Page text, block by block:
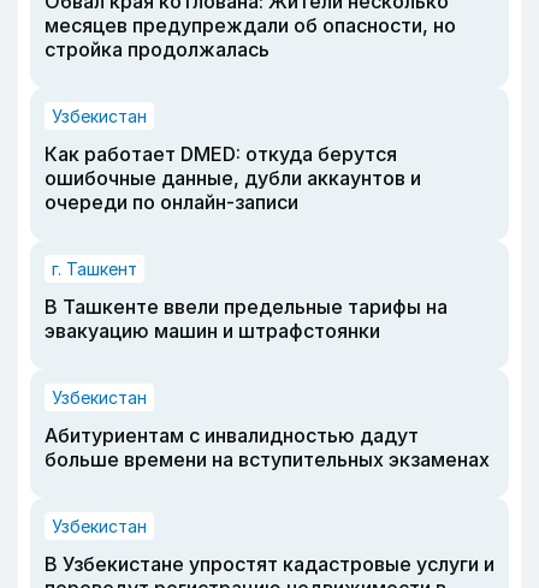
месяцев предупреждали об опасности, но
стройка продолжалась
Узбекистан
Как работает DMED: откуда берутся
ошибочные данные, дубли аккаунтов и
очереди по онлайн-записи
г. Ташкент
В Ташкенте ввели предельные тарифы на
эвакуацию машин и штрафстоянки
Узбекистан
Абитуриентам с инвалидностью дадут
больше времени на вступительных экзаменах
Узбекистан
В Узбекистане упростят кадастровые услуги и